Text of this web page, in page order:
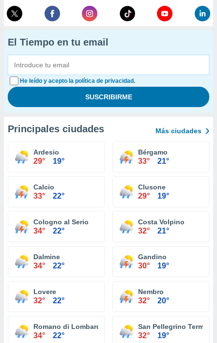
El Tiempo en tu email
He leído y acepto la política de privacidad.
Principales ciudades Más ciudades
Ardesio
29° 19°
Bérgamo
33° 21°
Calcio
33° 22°
Clusone
29° 19°
Cologno al Serio
34° 22°
Costa Volpino
32° 21°
Dalmine
34° 22°
Gandino
30° 19°
Lovere
32° 22°
Nembro
32° 20°
Romano di Lombardia
34° 22°
San Pellegrino Terme
32° 19°